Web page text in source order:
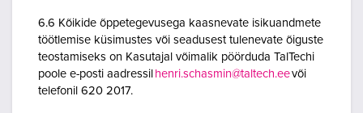
6.6 Kõikide õppetegevusega kaasnevate isikuandmete
töötlemise küsimustes või seadusest tulenevate õiguste
teostamiseks on Kasutajal võimalik pöörduda TalTechi
poole e-posti aadressil henri.schasmin@taltech.eevõi
telefonil 620 2017.